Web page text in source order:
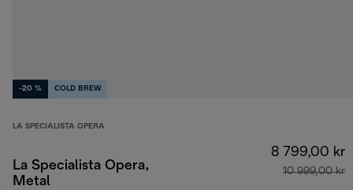
-20 % COLD BREW
LA SPECIALISTA OPERA
La Specialista Opera,
Metal
8 799,00 kr
10 999,00 kr